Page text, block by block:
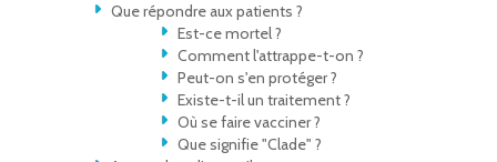
Que répondre aux patients ?
Est-ce mortel ?
Comment l'attrappe-t-on ?
Peut-on s'en protéger ?
Existe-t-il un traitement ?
Où se faire vacciner ?
Que signifie "Clade" ?